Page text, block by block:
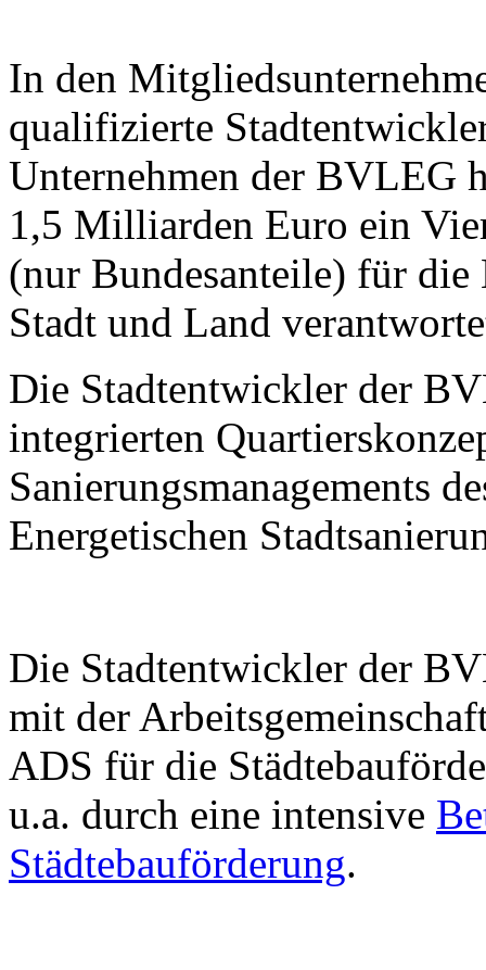
In den
qualifizierte
Unternehmen der BVLEG
1,5 Milliarden Euro ein
(nur Bundesanteile) für
Stadt und Land
Die Stadtentwickler der
integrierten
Sanierungsmanagements
Energetischen
Die Stadtentwickler der
mit der
ADS für die
u.a. durch eine intensive
Städtebauförderung.